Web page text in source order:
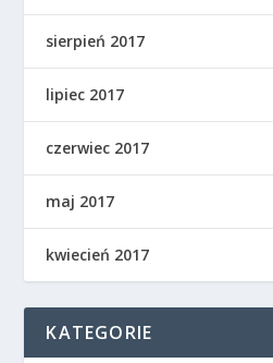
sierpień 2017
lipiec 2017
czerwiec 2017
maj 2017
kwiecień 2017
KATEGORIE